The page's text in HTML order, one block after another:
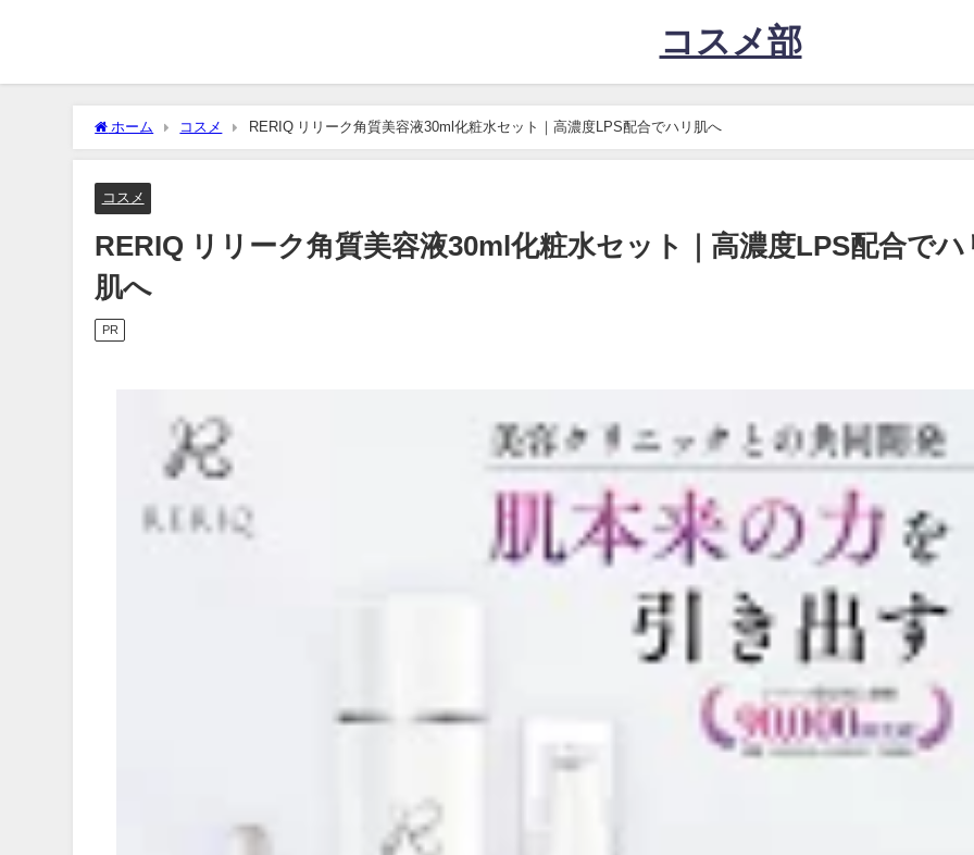
コスメ部
ホーム コスメ RERIQ リリーク角質美容液30ml化粧水セット｜高濃度LPS配合でハリ肌へ
コスメ
RERIQ リリーク角質美容液30ml化粧水セット｜高濃度LPS配合でハ
肌へ
PR